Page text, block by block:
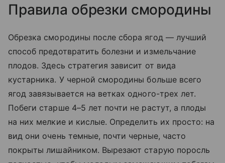
Правила обрезки смородины
Обрезка смородины после сбора ягод — лучший
способ предотвратить болезни и измельчание
плодов. Здесь стратегия зависит от вида
кустарника. У черной смородины больше всего
ягод завязывается на ветках одного-трех лет.
Побеги старше 4–5 лет почти не растут, а плоды
на них мелкие и кислые. Определить их просто: на
вид они очень темные, почти черные, часто
покрыты лишайником. Вырезают старую поросль